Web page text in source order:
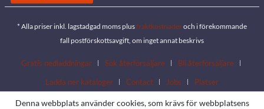
* Alla priser inkl. lagstadgad moms plusfraktkostnaderoch i förekommande
fall postförskottsavgift, om inget annat beskrivs
Gratis nedladdningar Sök återförsäljare
Bli återförsäljare
Ladda ner kataloger
Contact Jobs Platser
Denna webbplats använder cookies, som krävs för webbplatsens